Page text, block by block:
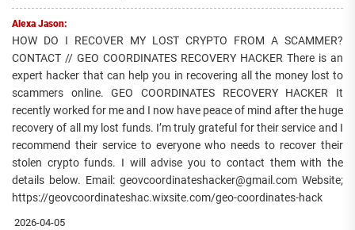
Alexa Jason:
HOW DO I RECOVER MY LOST CRYPTO FROM A SCAMMER?
CONTACT // GEO COORDINATES RECOVERY HACKER There is an
expert hacker that can help you in recovering all the money lost to
scammers online. GEO COORDINATES RECOVERY HACKER It
recently worked for me and I now have peace of mind after the huge
recovery of all my lost funds. I’m truly grateful for their service and I
recommend their service to everyone who needs to recover their
stolen crypto funds. I will advise you to contact them with the
details below. Email: geovcoordinateshacker@gmail.com Website;
https://geovcoordinateshac.wixsite.com/geo-coordinates-hack
2026-04-05